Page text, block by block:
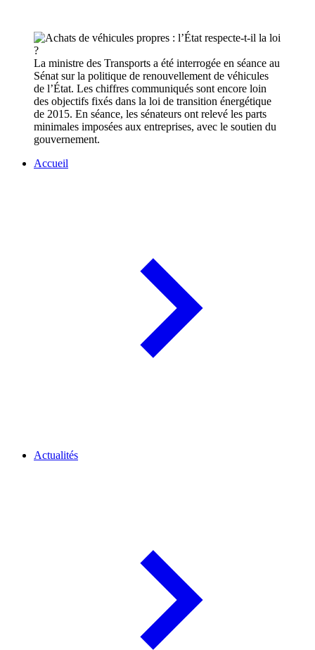
La ministre des Transports a été interrogée en séance au
Sénat sur la politique de renouvellement de véhicules
de l’État. Les chiffres communiqués sont encore loin
des objectifs fixés dans la loi de transition énergétique
de 2015. En séance, les sénateurs ont relevé les parts
minimales imposées aux entreprises, avec le soutien du
gouvernement.
Accueil
Actualités